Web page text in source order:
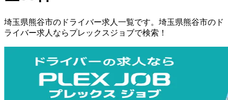
埼玉県熊谷市の ドライバー求人一覧です。 埼玉県熊谷市の ド
ライバー求人ならプレックスジョブで検索！